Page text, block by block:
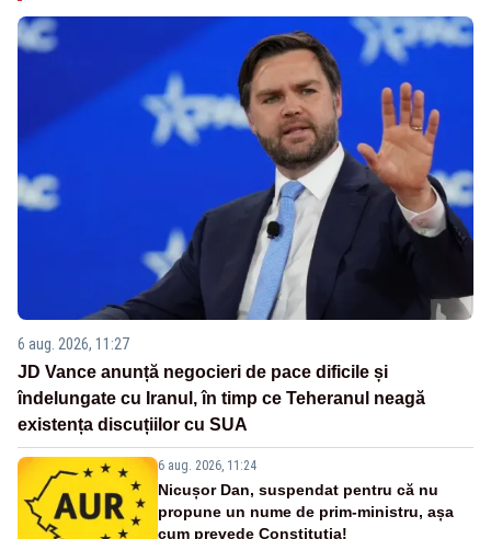
6 aug. 2026, 11:27
JD Vance anunță negocieri de pace dificile și
îndelungate cu Iranul, în timp ce Teheranul neagă
existența discuțiilor cu SUA
6 aug. 2026, 11:24
Nicușor Dan, suspendat pentru că nu
propune un nume de prim-ministru, așa
cum prevede Constituția!